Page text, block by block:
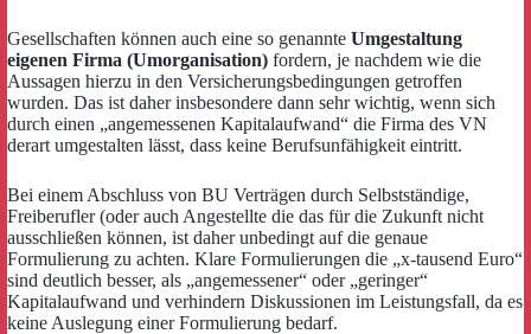
Gesellschaften können auch eine so genannte Umgestaltung
eigenen Firma (Umorganisation) fordern, je nachdem wie die
Aussagen hierzu in den Versicherungsbedingungen getroffen
wurden. Das ist daher insbesondere dann sehr wichtig, wenn sich
durch einen „angemessenen Kapitalaufwand“ die Firma des VN
derart umgestalten lässt, dass keine Berufsunfähigkeit eintritt.
Bei einem Abschluss von BU Verträgen durch Selbstständige,
Freiberufler (oder auch Angestellte die das für die Zukunft nicht
ausschließen können, ist daher unbedingt auf die genaue
Formulierung zu achten. Klare Formulierungen die „x-tausend Euro“
sind deutlich besser, als „angemessener“ oder „geringer“
Kapitalaufwand und verhindern Diskussionen im Leistungsfall, da es
keine Auslegung einer Formulierung bedarf.